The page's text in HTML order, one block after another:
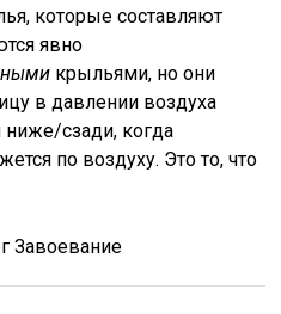
которые составляют
явно
крыльями, но они
в давлении воздуха
сзади, когда
по воздуху. Это то, что
Завоевание